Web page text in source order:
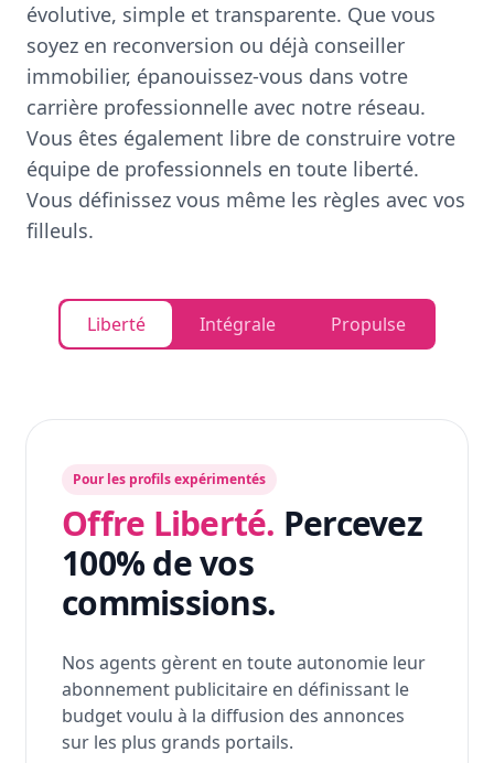
évolutive, simple et transparente. Que vous
soyez en reconversion ou déjà conseiller
immobilier, épanouissez-vous dans votre
carrière professionnelle avec notre réseau.
Vous êtes également libre de construire votre
équipe de professionnels en toute liberté.
Vous définissez vous même les règles avec vos
filleuls.
Liberté Intégrale Propulse
Pour les profils expérimentés
Offre Liberté. Percevez
100% de vos
commissions.
Nos agents gèrent en toute autonomie leur
abonnement publicitaire en définissant le
budget voulu à la diffusion des annonces
sur les plus grands portails.